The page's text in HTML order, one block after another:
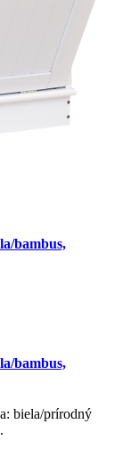
bambus,
bambus,
biela/prírodný